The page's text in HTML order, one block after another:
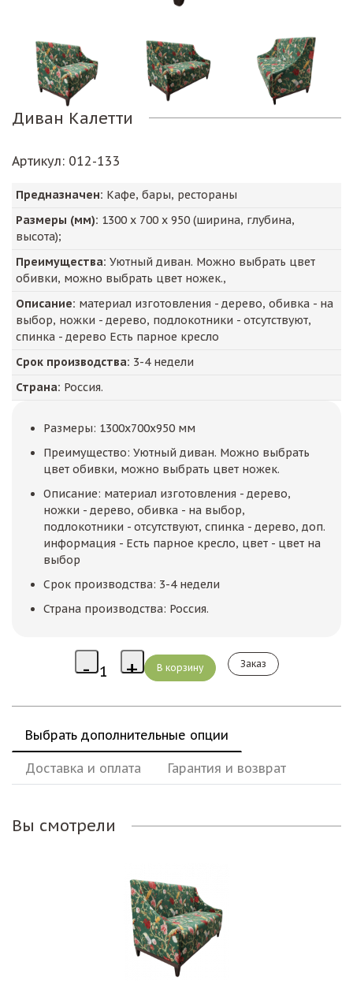
Диван Калетти
Артикул: 012-133
Предназначен: Кафе, бары, рестораны
Размеры (мм): 1300 х 700 х 950 (ширина, глубина,
высота);
Преимущества: Уютный диван. Можно выбрать цвет
обивки, можно выбрать цвет ножек.,
Описание: материал изготовления - дерево, обивка - на
выбор, ножки - дерево, подлокотники - отсутствуют,
спинка - дерево Есть парное кресло
Срок производства: 3-4 недели
Страна: Россия.
Размеры: 1300x700x950 мм
Преимущество: Уютный диван. Можно выбрать
цвет обивки, можно выбрать цвет ножек.
Описание: материал изготовления - дерево,
ножки - дерево, обивка - на выбор,
подлокотники - отсутствуют, спинка - дерево, доп.
информация - Есть парное кресло, цвет - цвет на
выбор
Срок производства: 3-4 недели
Страна производства: Россия.
Заказ
Выбрать дополнительные опции
Доставка и оплата Гарантия и возврат
Вы смотрели